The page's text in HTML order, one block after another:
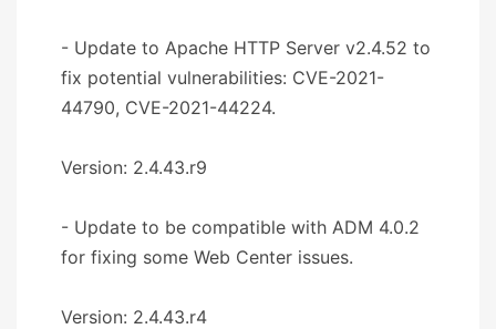
- Update to Apache HTTP Server v2.4.52 to
fix potential vulnerabilities: CVE-2021-
44790, CVE-2021-44224.
Version: 2.4.43.r9
- Update to be compatible with ADM 4.0.2
for fixing some Web Center issues.
Version: 2.4.43.r4